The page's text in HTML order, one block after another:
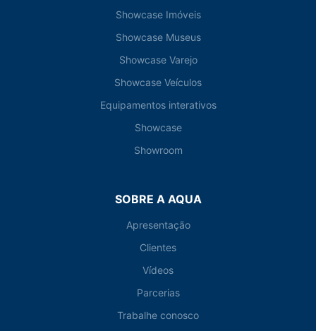
Showcase Imóveis
Showcase Museus
Showcase Varejo
Showcase Veículos
Equipamentos interativos
Showcase
Showroom
SOBRE A AQUA
Apresentação
Clientes
Vídeos
Parcerias
Trabalhe conosco